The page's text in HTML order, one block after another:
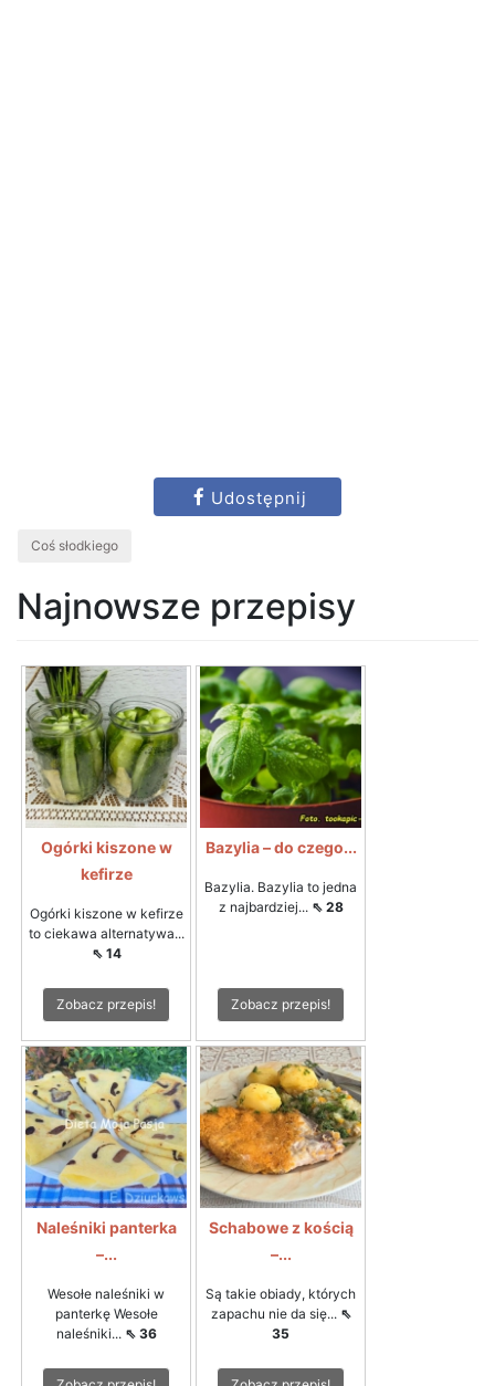
Udostępnij
Coś słodkiego
Najnowsze przepisy
Ogórki kiszone w
kefirze
Ogórki kiszone w kefirze
to ciekawa alternatywa...
⇖ 14
Zobacz przepis!
Bazylia – do czego...
Bazylia. Bazylia to jedna
z najbardziej... ⇖ 28
Zobacz przepis!
Naleśniki panterka
–...
Wesołe naleśniki w
panterkę Wesołe
naleśniki... ⇖ 36
Schabowe z kością
–...
Są takie obiady, których
zapachu nie da się... ⇖
35